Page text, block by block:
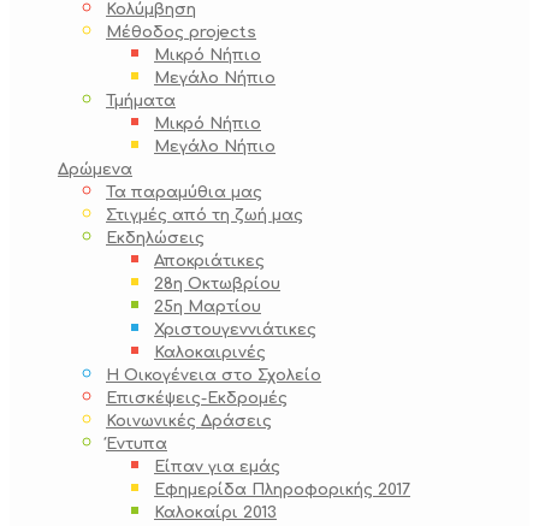
Κολύμβηση
Μέθοδος projects
Μικρό Νήπιο
Μεγάλο Νήπιο
Τμήματα
Μικρό Νήπιο
Μεγάλο Νήπιο
Δρώμενα
Τα παραμύθια μας
Στιγμές από τη ζωή μας
Εκδηλώσεις
Αποκριάτικες
28η Οκτωβρίου
25η Μαρτίου
Χριστουγεννιάτικες
Καλοκαιρινές
Η Οικογένεια στο Σχολείο
Επισκέψεις-Εκδρομές
Κοινωνικές Δράσεις
Έντυπα
Είπαν για εμάς
Εφημερίδα Πληροφορικής 2017
Καλοκαίρι 2013